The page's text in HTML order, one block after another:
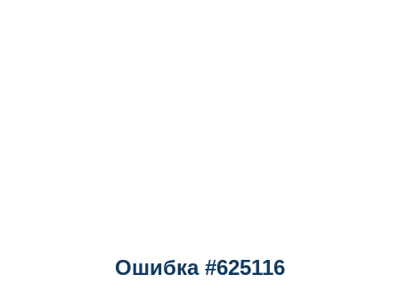
Ошибка #625116